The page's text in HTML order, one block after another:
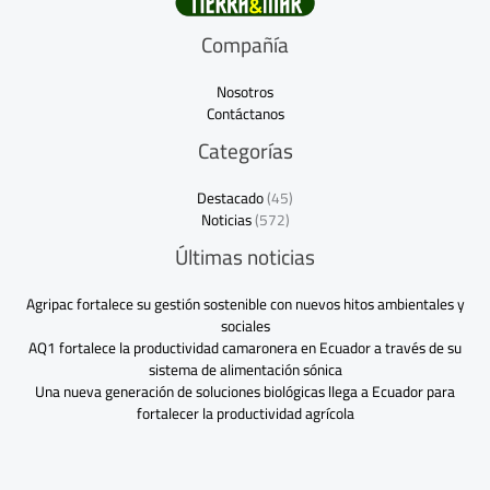
Compañía
Nosotros
Contáctanos
Categorías
Destacado(45)
Noticias(572)
Últimas noticias
Agripac fortalece su gestión sostenible con nuevos hitos ambientales y
sociales
AQ1 fortalece la productividad camaronera en Ecuador a través de su
sistema de alimentación sónica
Una nueva generación de soluciones biológicas llega a Ecuador para
fortalecer la productividad agrícola